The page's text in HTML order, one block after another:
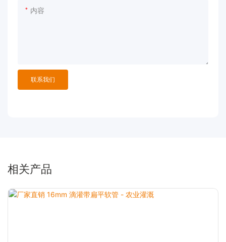
内容
联系我们
相关产品